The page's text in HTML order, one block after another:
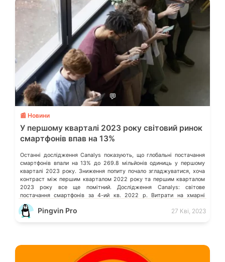
💬
📰 Новини
У першому кварталі 2023 року світовий ринок
смартфонів впав на 13%
Останні дослідження Canalys показують, що глобальні постачання
смартфонів впали на 13% до 269.8 мільйонів одиниць у першому
кварталі 2023 року. Зниження попиту почало згладжуватися, хоча
контраст між першим кварталом 2022 року та першим кварталом
2023 року все ще помітний. Дослідження Canalys: світове
постачання смартфонів за 4-ий кв. 2022 р. Витрати на хмарні
послуги в усьому […]
Pingvin Pro 27 Кві, 2023